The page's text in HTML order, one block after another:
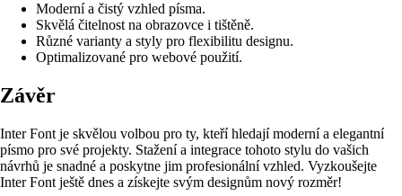
Moderní a čistý vzhled písma.
Skvělá čitelnost na obrazovce i tištěně.
Různé varianty a styly pro flexibilitu designu.
Optimalizované pro webové použití.
Závěr
Inter Font je skvělou volbou pro ty, kteří hledají moderní a elegantní
písmo pro své projekty. Stažení a integrace tohoto stylu do vašich
návrhů je snadné a poskytne jim profesionální vzhled. Vyzkoušejte
Inter Font ještě dnes a získejte svým designům nový rozměr!